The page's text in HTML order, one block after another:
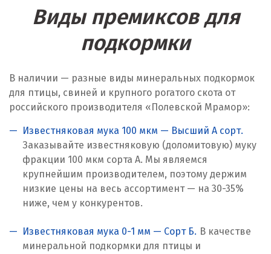
Камышлов
Кемерово
Киров
Кировград
Клин
Когалым
Коломна
Виды премиксов для
подкормки
В наличии — разные виды минеральных подкормок
для птицы, свиней и крупного рогатого скота от
российского производителя «Полевской Мрамор»:
Известняковая мука 100 мкм — Высший А сорт.
Заказывайте известняковую (доломитовую) муку
фракции 100 мкм сорта А. Мы являемся
крупнейшим производителем, поэтому держим
низкие цены на весь ассортимент — на 30-35%
ниже, чем у конкурентов.
Известняковая мука 0-1 мм — Сорт Б. В качестве
минеральной подкормки для птицы и